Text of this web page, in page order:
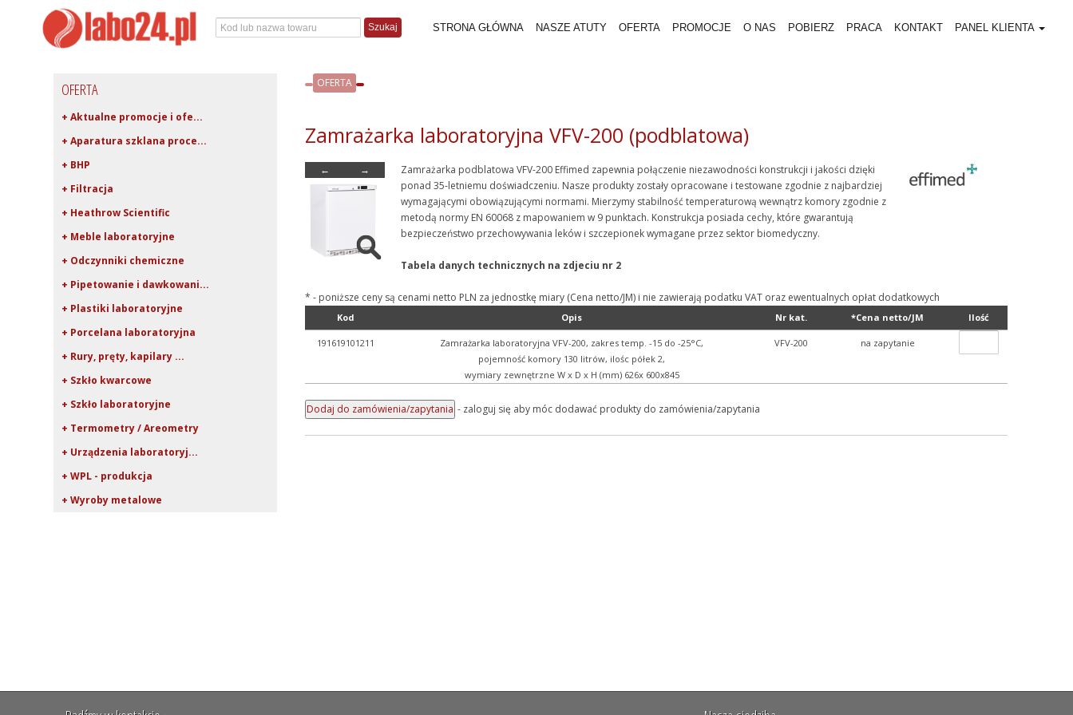
Szukaj STRONA GŁÓWNA NASZE ATUTY OFERTA PROMOCJE O NAS POBIERZ PRACA KONTAKT PANEL KLIENTA
OFERTA
+ Aktualne promocje i ofe...
+ Aparatura szklana proce...
+ BHP
+ Filtracja
+ Heathrow Scientific
+ Meble laboratoryjne
+ Odczynniki chemiczne
+ Pipetowanie i dawkowani...
+ Plastiki laboratoryjne
+ Porcelana laboratoryjna
+ Rury, pręty, kapilary ...
+ Szkło kwarcowe
+ Szkło laboratoryjne
+ Termometry / Areometry
+ Urządzenia laboratoryj...
+ WPL - produkcja
+ Wyroby metalowe
OFERTA
Zamrażarka laboratoryjna VFV-200 (podblatowa)
← →
Zamrażarka podblatowa VFV-200 Effimed zapewnia połączenie niezawodności konstrukcji i jakości dzięki
ponad 35-letniemu doświadczeniu. Nasze produkty zostały opracowane i testowane zgodnie z najbardziej
wymagającymi obowiązującymi normami. Mierzymy stabilność temperaturową wewnątrz komory zgodnie z
metodą normy EN 60068 z mapowaniem w 9 punktach. Konstrukcja posiada cechy, które gwarantują
bezpieczeństwo przechowywania leków i szczepionek wymagane przez sektor biomedyczny.
Tabela danych technicznych na zdjeciu nr 2
* - poniższe ceny są cenami netto PLN za jednostkę miary (Cena netto/JM) i nie zawierają podatku VAT oraz ewentualnych opłat dodatkowych
Kod Opis Nr kat. *Cena netto/JM Ilość
191619101211
Zamrażarka laboratoryjna VFV-200, zakres temp. -15 do -25°C,
pojemność komory 130 litrów, ilośc półek 2,
wymiary zewnętrzne W x D x H (mm) 626x 600x845
VFV-200 na zapytanie
- zaloguj się aby móc dodawać produkty do zamówienia/zapytania